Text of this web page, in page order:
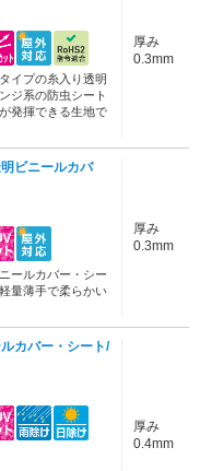
イプの糸入り透明
ジ系の防虫シート
発揮できる生地で
厚み
0.3mm
ビニールカバ
ールカバー・シー
量薄手で柔らかい
厚み
0.3mm
カバー・シート/
厚み
0.4mm